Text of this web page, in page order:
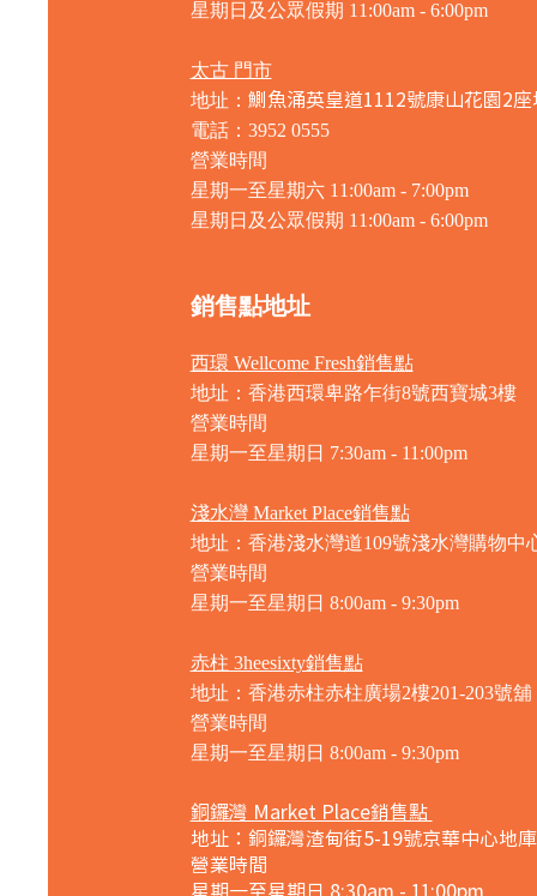
星期日及公眾假期 11:00am - 6:00pm
太古 門市
地址： 鰂魚涌英皇道1112號康山花園2
電話：3952 0555
營業時間
星期一至星期六 11:00am - 7:00pm
星期日及公眾假期 11:00am - 6:00pm
銷售點地址
西環 Wellcome Fresh銷售點
地址：香港西環卑路乍街8號西寶城3樓
營業時間
星期一至星期日 7:30am - 11:00pm
淺水灣 Market Place銷售點
地址：香港淺水灣道109號淺水灣購物中
營業時間
星期一至星期日 8:00am - 9:30pm
赤柱 3heesixty銷售點
地址：香港赤柱赤柱廣場2樓201-203號舖
營業時間
星期一至星期日 8:00am - 9:30pm
銅鑼灣 Market Place銷售點
地址：銅鑼灣渣甸街5-19號京華中心地
營業時間